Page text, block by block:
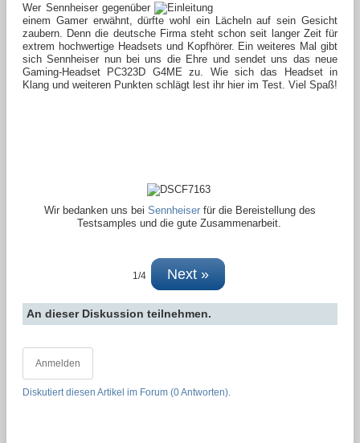
Wer Sennheiser gegenüber
einem Gamer erwähnt, dürfte wohl ein Lächeln auf sein Gesicht
zaubern. Denn die deutsche Firma steht schon seit langer Zeit für
extrem hochwertige Headsets und Kopfhörer. Ein weiteres Mal gibt
sich Sennheiser nun bei uns die Ehre und sendet uns das neue
Gaming-Headset PC323D G4ME zu. Wie sich das Headset in
Klang und weiteren Punkten schlägt lest ihr hier im Test. Viel Spaß!
Wir bedanken uns bei Sennheiser für die Bereistellung des
Testsamples und die gute Zusammenarbeit.
1/4 Next »
An dieser Diskussion teilnehmen.
Anmelden
Diskutiert diesen Artikel im Forum (0 Antworten).